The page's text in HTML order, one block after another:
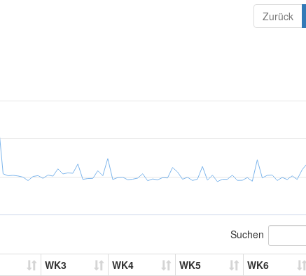
Zurück
Suchen
WK3 WK4 WK5 WK6